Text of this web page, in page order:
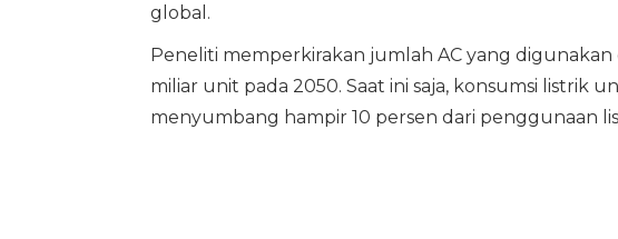
global.
Peneliti memperkirakan jumlah AC yang
miliar unit pada 2050. Saat ini saja, konsumsi listrik
menyumbang hampir 10 persen dari penggunaan